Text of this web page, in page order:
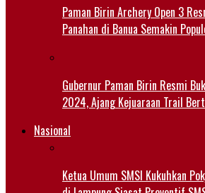
Paman Birin Archery Open 3
Panahan di Banua Semakin
Gubernur Paman Birin Resmi
2024, Ajang Kejuaraan Trail
Nasional
Ketua Umum SMSI Kukuhkan